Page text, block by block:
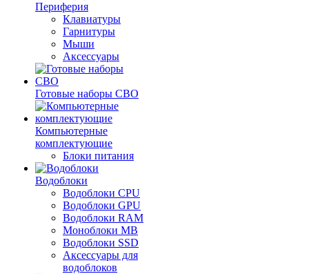
Периферия
Клавиатуры
Гарнитуры
Мыши
Аксессуары
Готовые наборы СВО
Компьютерные
комплектующие
Блоки питания
Водоблоки
Водоблоки CPU
Водоблоки GPU
Водоблоки RAM
Моноблоки MB
Водоблоки SSD
Аксессуары для
водоблоков